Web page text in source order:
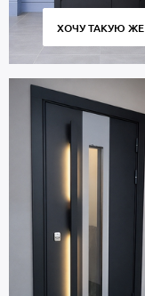
ХОЧУ ТАКУЮ ЖЕ